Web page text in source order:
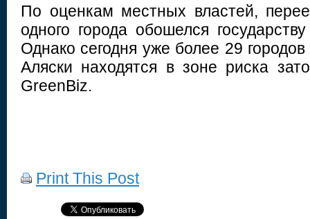
По оценкам местных властей,
одного города обошелся
Однако сегодня уже более 29
Аляски находятся в зоне риска
GreenBiz.
Print This Post